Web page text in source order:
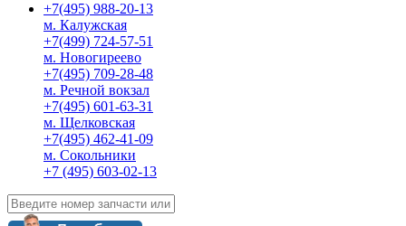
+7(495) 988-20-13
м. Калужская
+7(499) 724-57-51
м. Новогиреево
+7(495) 709-28-48
м. Речной вокзал
+7(495) 601-63-31
м. Щелковская
+7(495) 462-41-09
м. Сокольники
+7 (495) 603-02-13